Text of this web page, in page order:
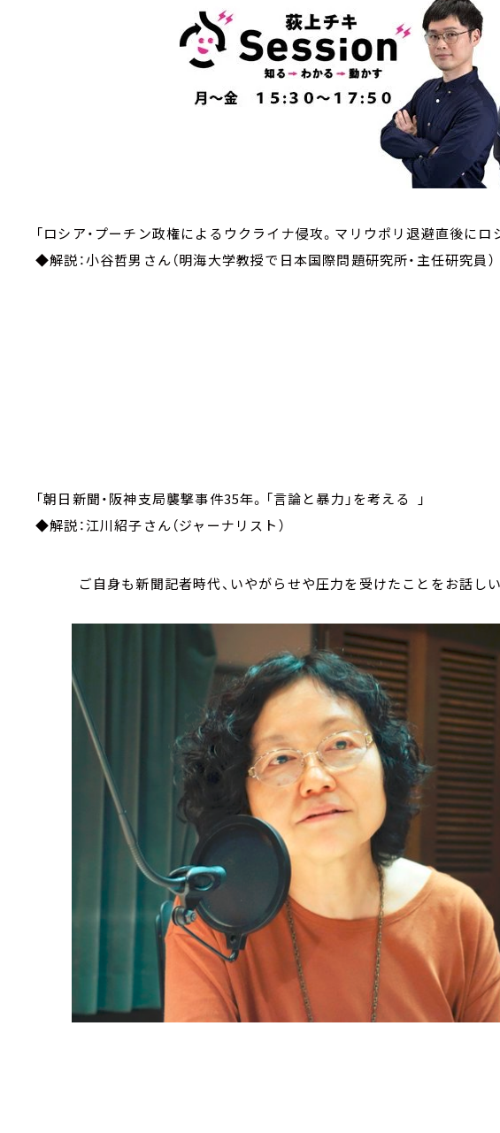
「ロシア・プーチン政権によるウクライナ侵攻。マリウポリ退
◆解説：小谷哲男さん（明海大学教授で日本国際問題研究所・主任研究員）
「朝日新聞・阪神支局襲撃事件35年。「言論と暴力」を考える
◆解説：江川紹子さん（ジャーナリスト）
ご自身も新聞記者時代、いやがらせや圧力を受けたことをお話しい